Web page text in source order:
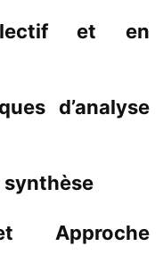
et en
d’analyse
synthèse
Approche